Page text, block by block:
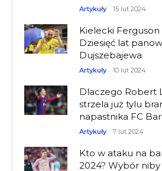
Artykuły 15 lut 2024
Kielecki Ferguson
Dziesięć lat
Dujszebajewa
Artykuły 10 lut 2024
Dlaczego Robert
strzela już tylu
napastnika FC
Artykuły 7 lut 2024
Kto w ataku na
2024? Wybór